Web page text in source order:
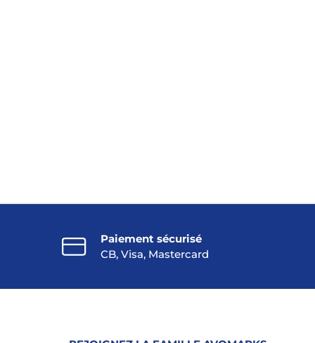
Paiement sécurisé
CB, Visa, Mastercard